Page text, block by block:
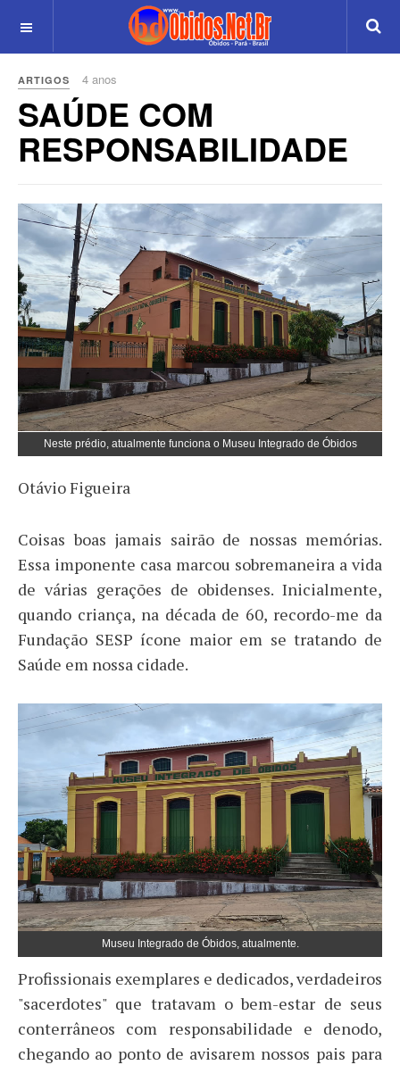
ARTIGOS 4 anos
SAÚDE COM
RESPONSABILIDADE
Neste prédio, atualmente funciona o Museu Integrado de Óbidos
Otávio Figueira
Coisas boas jamais sairão de nossas memórias.
Essa imponente casa marcou sobremaneira a vida
de várias gerações de obidenses. Inicialmente,
quando criança, na década de 60, recordo-me da
Fundação SESP ícone maior em se tratando de
Saúde em nossa cidade.
Museu Integrado de Óbidos, atualmente.
Profissionais exemplares e dedicados, verdadeiros
"sacerdotes" que tratavam o bem-estar de seus
conterrâneos com responsabilidade e denodo,
chegando ao ponto de avisarem nossos pais para